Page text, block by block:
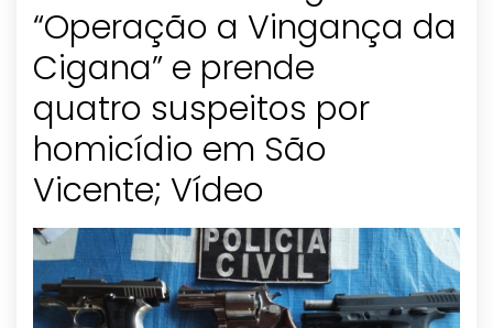
“Operação a Vingança da
Cigana” e prende
quatro suspeitos por
homicídio em São
Vicente; Vídeo